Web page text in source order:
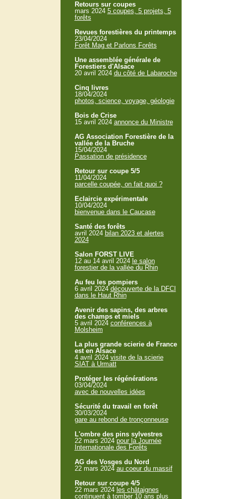
Retours sur coupes
mars 2024 5 coupes, 5 projets, 5
forêts
Revues forestières du printemps
23/04/2024
Forêt Mag et Parlons Forêts
Une assemblée générale de
Forestiers d'Alsace
20 avril 2024 du côté de Labaroche
Cinq livres
18/04/2024
photos, science, voyage, géologie
Bois de Crise
15 avril 2024 annonce du Ministre
AG Association Forestière de la
vallée de la Bruche
15/04/2024
Passation de présidence
Retour sur coupe 5/5
11/04/2024
parcelle coupée, on fait quoi ?
Eclaircie expérimentale
10/04/2024
bienvenue dans le Caucase
Santé des forêts
avril 2024 bilan 2023 et alertes
2024
Salon FORST LIVE
12 au 14 avril 2024 le salon
forestier de la vallée du Rhin
Au feu les pompiers
6 avril 2024 découverte de la DFCI
dans le Haut Rhin
Avenir des sapins, des arbres
des champs et miels
5 avril 2024 conférences à
Molsheim
La plus grande scierie de France
est en Alsace
4 avril 2024 visite de la scierie
SIAT à Urmatt
Protéger les régénérations
03/04/2024
avec de nouvelles idées
Sécurité du travail en forêt
30/03/2024
gare au rebond de tronçonneuse
L'ombre des pins sylvestres
22 mars 2024 pour la Journée
Internationale des Forêts
AG des Vosges du Nord
22 mars 2024 au coeur du massif
Retour sur coupe 4/5
22 mars 2024 les châtaignes
continuent à tomber 10 ans plus